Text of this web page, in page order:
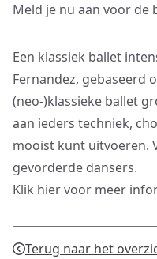
Meld je nu aan voor de
Een klassiek ballet
Fernandez, gebaseerd
(neo-)klassieke ballet
aan ieders techniek,
mooist kunt uitvoeren.
gevorderde dansers.
Klik hier voor meer
Terug naar het